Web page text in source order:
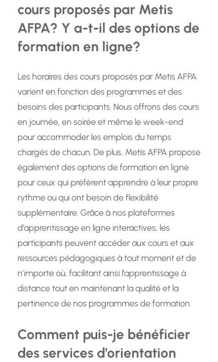
cours proposés par Metis
AFPA? Y a-t-il des options de
formation en ligne?
Les horaires des cours proposés par Metis AFPA
varient en fonction des programmes et des
besoins des participants. Nous offrons des cours
en journée, en soirée et même le week-end
pour accommoder les emplois du temps
chargés de chacun. De plus, Metis AFPA propose
également des options de formation en ligne
pour ceux qui préfèrent apprendre à leur propre
rythme ou qui ont besoin de flexibilité
supplémentaire. Grâce à nos plateformes
d’apprentissage en ligne interactives, les
participants peuvent accéder aux cours et aux
ressources pédagogiques à tout moment et de
n’importe où, facilitant ainsi l’apprentissage à
distance tout en maintenant la qualité et la
pertinence de nos programmes de formation.
Comment puis-je bénéficier
des services d’orientation